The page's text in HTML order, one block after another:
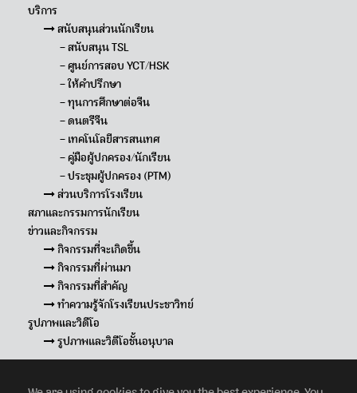
บริการ
สนับสนุนส่วนนักเรียน
– สนับสนุน TSL
– ศูนย์การสอบ YCT/HSK
– ให้คำปรึกษา
– ทุนการศึกษาต่อจีน
– ดนตรีจีน
– เทคโนโลยีสารสนเทศ
– คู่มือผู้ปกครอง/นักเรียน
– ประชุมผู้ปกครอง (PTM)
ส่วนบริการโรงเรียน
สภาและกรรมการนักเรียน
ข่าวและกิจกรรม
กิจกรรมที่จะเกิดขึ้น
กิจกรรมที่ผ่านมา
กิจกรรมที่สำคัญ
ทำความรู้จักโรงเรียนประชาวิทย์
รูปภาพและวิดีโอ
รูปภาพและวิดีโอชั้นอนุบาล